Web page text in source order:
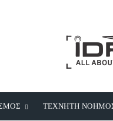
ΤΕΧΝΗΤΗ